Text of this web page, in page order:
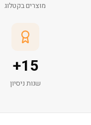
מוצרים בקטלוג
15
+
שנות ניסיון